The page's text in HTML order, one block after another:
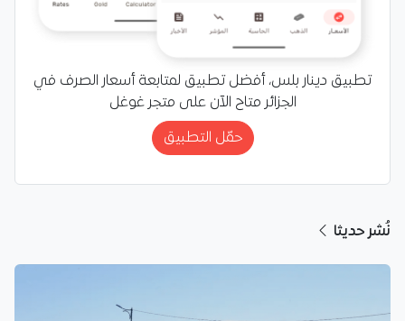
تطبيق دينار بلس، أفضل تطبيق لمتابعة أسعار الصرف في
الجزائر متاح الآن على متجر غوغل
حمّل التطبيق
نُشر حديثا